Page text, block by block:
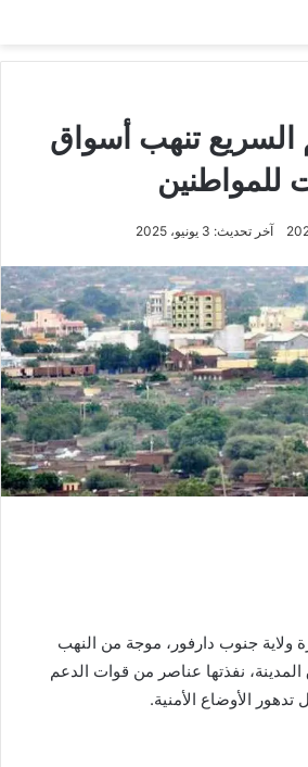
السريع تنهب أسواق
للمواطنين
آخر تحديث: 3 يونيو، 2025
ولاية جنوب دارفور، موجة من النهب
نفذتها عناصر من قوات الدعم
الأوضاع الأمنية.